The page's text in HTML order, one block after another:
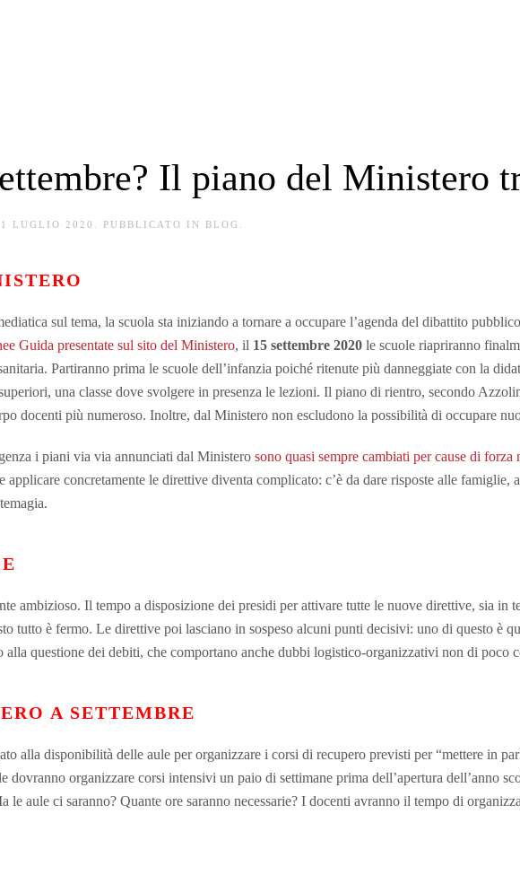
Il piano del Ministero
LUGLIO 2020 . PUBBLICATO IN BLOG
sul tema, la scuola sta iniziando a tornare a occupare l’agenda del dibattito
Guida presentate sul sito del Ministero, il 15 settembre 2020 le scuole riapriranno
Partiranno prima le scuole dell’infanzia poiché ritenute più danneggiate con la
una classe dove svolgere in presenza le lezioni. Il piano di rientro, secondo
docenti più numeroso. Inoltre, dal Ministero non escludono la possibilità di occupare
i piani via via annunciati dal Ministero sono quasi sempre cambiati per cause di forza
applicare concretamente le direttive diventa complicato: c’è da dare risposte alle famiglie,
ambizioso. Il tempo a disposizione dei presidi per attivare tutte le nuove direttive, sia in
tutto è fermo. Le direttive poi lasciano in sospeso alcuni punti decisivi: uno di questo è
questione dei debiti, che comportano anche dubbi logistico-organizzativi non di poco
A SETTEMBRE
alla disponibilità delle aule per organizzare i corsi di recupero previsti per “mettere in
dovranno organizzare corsi intensivi un paio di settimane prima dell’apertura dell’anno
le aule ci saranno? Quante ore saranno necessarie? I docenti avranno il tempo di